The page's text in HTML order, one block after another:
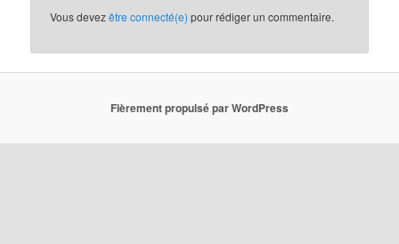
Vous devezêtre connecté(e) pour rédiger un commentaire.
Fièrement propulsé par WordPress